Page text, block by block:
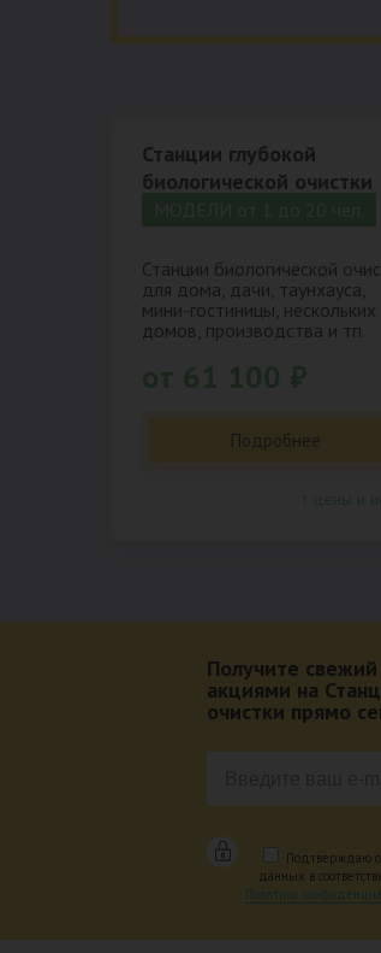
Станции глубокой
биологической очистки
Станции биологической
для дома, дачи, таунхауса,
мини-гостиницы, нескольких
домов, производства и тп.
Подробнее
Получите
акциями на
очистки прямо
Подтверждаю
данных в
Политика